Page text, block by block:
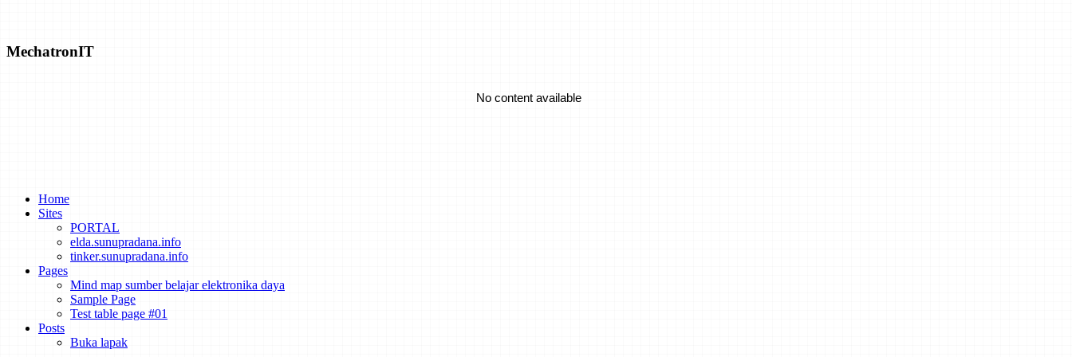
Turning Bricks Into Supercapacitors
How to Track the Emissions of Every Power Plant on the Planet from Space
Dispute Erupts Over What Sparked an Explosive Li-ion Energy Storage Accident
MechatronIT
Home
Sites
PORTAL
elda.sunupradana.info
tinker.sunupradana.info
Pages
Mind map sumber belajar elektronika daya
Sample Page
Test table page #01
Posts
Buka lapak